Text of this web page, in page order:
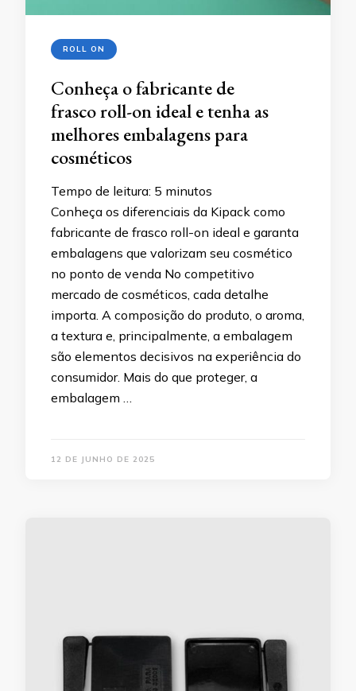
ROLL ON
Conheça o fabricante de
frasco roll-on ideal e tenha as
melhores embalagens para
cosméticos
Tempo de leitura: 5 minutos
Conheça os diferenciais da Kipack como
fabricante de frasco roll-on ideal e garanta
embalagens que valorizam seu cosmético
no ponto de venda No competitivo
mercado de cosméticos, cada detalhe
importa. A composição do produto, o aroma,
a textura e, principalmente, a embalagem
são elementos decisivos na experiência do
consumidor. Mais do que proteger, a
embalagem …
12 DE JUNHO DE 2025